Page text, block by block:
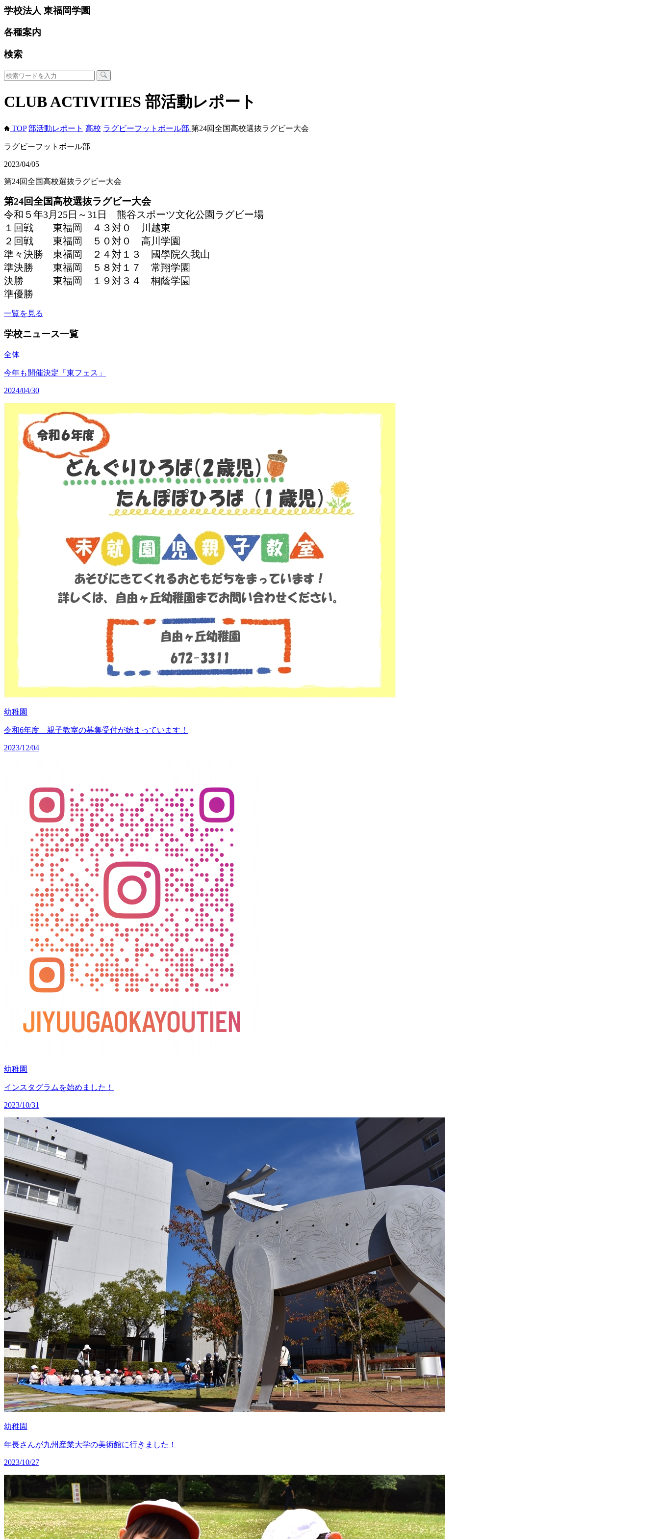
学校法人 東福岡学園
各種案内
検索
CLUB ACTIVITIES 部活動レポート
TOP 部活動レポート 高校 ラグビーフットボール部 第24回全国高校選抜ラグビー大会
ラグビーフットボール部
2023/04/05
第24回全国高校選抜ラグビー大会
第24回全国高校選抜ラグビー大会
令和５年3月25日～31日 熊谷スポーツ文化公園ラグビー場
１回戦 東福岡 ４３対０ 川越東
２回戦 東福岡 ５０対０ 高川学園
準々決勝 東福岡 ２４対１３ 國學院久我山
準決勝 東福岡 ５８対１７ 常翔学園
決勝 東福岡 １９対３４ 桐蔭学園
準優勝
一覧を見る
学校ニュース一覧
全体
今年も開催決定「東フェス」
2024/04/30
幼稚園
令和6年度 親子教室の募集受付が始まっています！
2023/12/04
幼稚園
インスタグラムを始めました！
2023/10/31
幼稚園
年長さんが九州産業大学の美術館に行きました！
2023/10/27